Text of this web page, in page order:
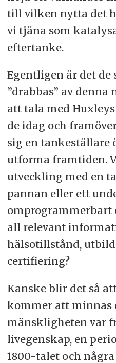
till vilken nytta det
vi tjäna som
eftertanke.
Egentligen är det
”drabbas” av
att tala med
de idag och
sig en tankeställare
utforma framtiden.
utveckling med en
pannan eller ett
omprogrammerbart
all relevant
hälsotillstånd,
certifiering?
Kanske blir det så
kommer att minnas
mänskligheten var
livegenskap, en
1800-talet och